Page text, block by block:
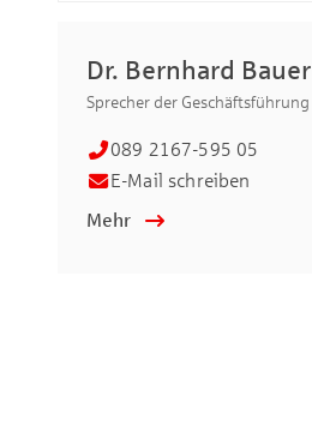
Dr. Bernhard Bauer
Sprecher der Geschäftsführung
089 2167-595 05
E-Mail schreiben
Mehr